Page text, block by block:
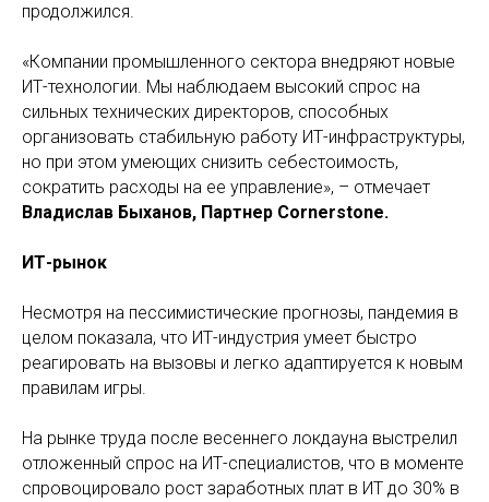
продолжился.
«Компании промышленного сектора внедряют новые
ИТ-технологии. Мы наблюдаем высокий спрос на
сильных технических директоров, способных
организовать стабильную работу ИТ-инфраструктуры,
но при этом умеющих снизить себестоимость,
сократить расходы на ее управление», – отмечает
Владислав Быханов, Партнер Cornerstone.
ИТ-рынок
Несмотря на пессимистические прогнозы, пандемия в
целом показала, что ИТ-индустрия умеет быстро
реагировать на вызовы и легко адаптируется к новым
правилам игры.
На рынке труда после весеннего локдауна выстрелил
отложенный спрос на ИТ-специалистов, что в моменте
спровоцировало рост заработных плат в ИТ до 30% в